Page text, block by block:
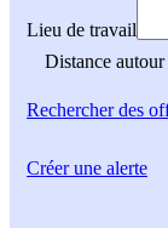
Lieu de travail
Distance
Rechercherdes
Créer une alerte